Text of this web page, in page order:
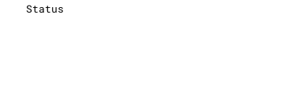
Status